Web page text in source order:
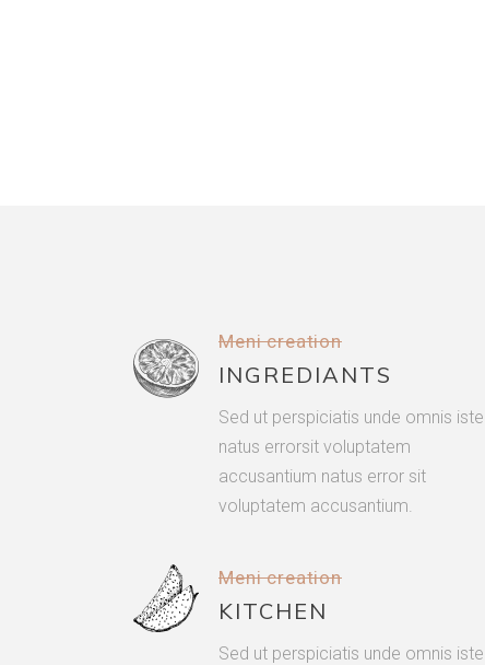
Meni creation
INGREDIANTS
Sed ut perspiciatis unde omnis iste
natus errorsit voluptatem
accusantium natus error sit
voluptatem accusantium.
Meni creation
KITCHEN
Sed ut perspiciatis unde omnis iste